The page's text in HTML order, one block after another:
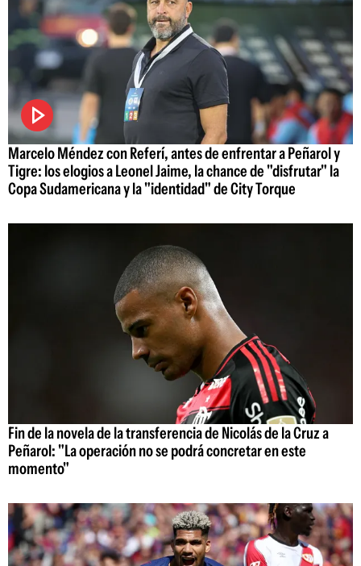
Marcelo Méndez con Referí, antes de enfrentar a Peñarol y
Tigre: los elogios a Leonel Jaime, la chance de "disfrutar" la
Copa Sudamericana y la "identidad" de City Torque
Fin de la novela de la transferencia de Nicolás de la Cruz a
Peñarol: "La operación no se podrá concretar en este
momento"